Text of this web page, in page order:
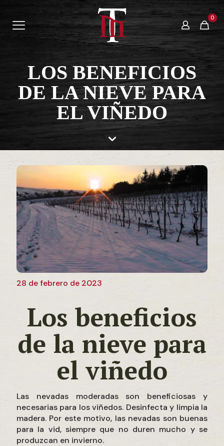
0
LOS BENEFICIOS
DE LA NIEVE PARA
EL VIÑEDO
28 de febrero de 2023
Los beneficios
de la nieve para
el viñedo
Las nevadas moderadas son beneficiosas y
necesarias para los viñedos. Desinfecta y limpia la
madera. Por este motivo, las nevadas son buenas
para la vid, siempre que no duren mucho y se
produzcan en invierno.